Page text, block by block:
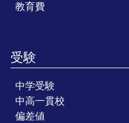
教育費
受験
中学受験
中高一貫校
偏差値